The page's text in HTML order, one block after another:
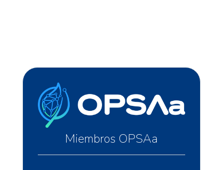
Miembros OPSAa